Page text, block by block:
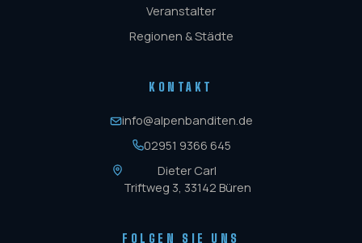
Veranstalter
Regionen & Städte
KONTAKT
info@alpenbanditen.de
02951 9366 645
Dieter Carl
Triftweg 3, 33142 Büren
FOLGEN SIE UNS